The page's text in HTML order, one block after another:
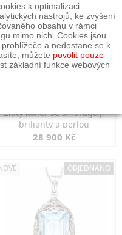
Zlatý kolier se smaragdy,
brilianty a perlou
28 900 Kč
OBJEDNÁNO
k optimalizaci
nástrojů, ke zvýšení
obsahu v rámci
mimo nich. Cookies jsou
a nedostane se k
můžete povolit pouze
základní funkce webových